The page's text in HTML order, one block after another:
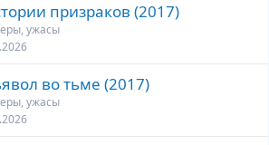
призраков (2017)
ужасы
во тьме (2017)
ужасы